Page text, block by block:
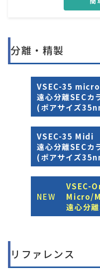
分離・精製
VSEC-35 micro
遠心分離SECカ
(ポアサイズ
VSEC-35 Midi
遠心分離SECカ
(ポアサイズ
NEW
VSEC-
Micro/
遠心分
リファレンス